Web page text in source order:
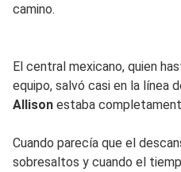
camino.
El central mexicano, quien
equipo, salvó casi en la línea
Allison estaba
Cuando parecía que el
sobresaltos y cuando el